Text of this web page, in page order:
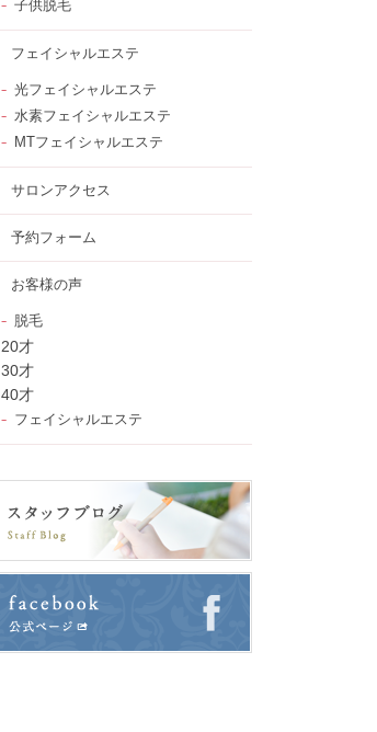
子供脱毛
フェイシャルエステ
光フェイシャルエステ
水素フェイシャルエステ
MTフェイシャルエステ
サロンアクセス
予約フォーム
お客様の声
脱毛
20才
30才
40才
フェイシャルエステ